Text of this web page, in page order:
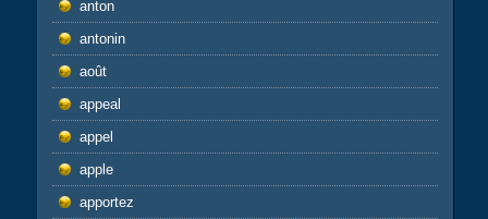
anton
antonin
août
appeal
appel
apple
apportez